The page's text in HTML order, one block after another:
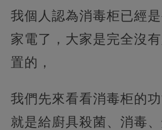
我個人認為消毒柜已經
家電了，大家是完全沒
置的，
我們先來看看消毒柜的
就是給廚具殺菌、消毒、